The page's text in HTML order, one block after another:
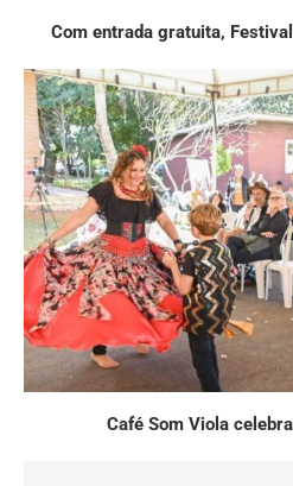
Com entrada gratuita,
Café Som Viola